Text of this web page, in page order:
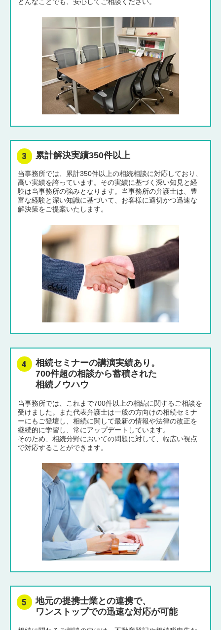
どんなことでも、安心してご相談ください。
累計解決実績350件以上
当事務所では、累計350件以上の相続相談に対応しており、
高い実績を誇っています。その実績に基づく深い知見と経
験は当事務所の強みとなります。当事務所の弁護士は、豊
富な経験と深い知識に基づいて、お客様に適切かつ迅速な
解決策をご提案いたします。
相続セミナーの講演実績あり。
700件超の相談から蓄積された
相続ノウハウ
当事務所では、これまで700件以上の相続に関するご相談を
受けました。また代表弁護士は一般の方向けの相続セミナ
ーにもご登壇し、相続に関して最新の情報や法律の改正を
継続的に学習し、常にアップデートしています。
そのため、相続分野においての問題に対して、幅広い視点
で対応することができます。
地元の提携士業との連携で、
ワンストップでの迅速な対応が可能